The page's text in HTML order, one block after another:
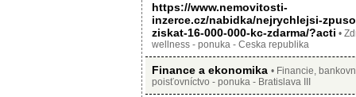
https://www.nemovitosti-
inzerce.cz/nabidka/nejrychlejsi-
ziskat-16-000-000-kc-zdarma/?acti •
wellness - ponuka - Ceska republika
Finance a ekonomika • Financie,
poisťovníctvo - ponuka - Bratislava III